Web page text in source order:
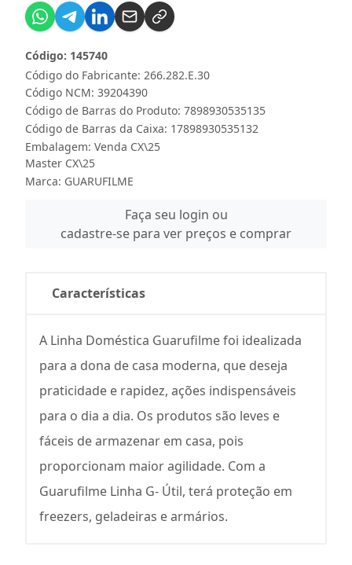
Código do Fabricante: 266.282.E.30
Código: 145740
Código NCM: 39204390
Código de Barras do Produto: 7898930535135
Código de Barras da Caixa: 17898930535132
Embalagem: Venda CX\25
Master CX\25
Marca: GUARUFILME
Faça seu login ou
cadastre-se para ver preços e comprar
Características
A Linha Doméstica Guarufilme foi idealizada
para a dona de casa moderna, que deseja
praticidade e rapidez, ações indispensáveis
para o dia a dia. Os produtos são leves e
fáceis de armazenar em casa, pois
proporcionam maior agilidade. Com a
Guarufilme Linha G- Útil, terá proteção em
freezers, geladeiras e armários.